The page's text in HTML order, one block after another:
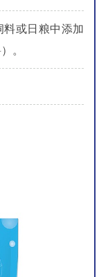
料或日粮中添加
。